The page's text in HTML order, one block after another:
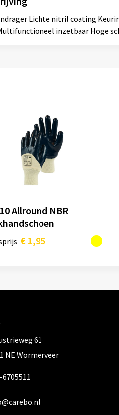
Lichte nitril coating
inzetbaar Hoge
Allround NBR
€ 1,95
61
NE Wormerveer
6705511